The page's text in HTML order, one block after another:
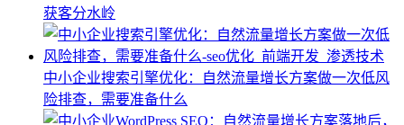
获客分水岭
中小企业搜索引擎优化：自然流量增长方案做一次低风
险排查，需要准备什么